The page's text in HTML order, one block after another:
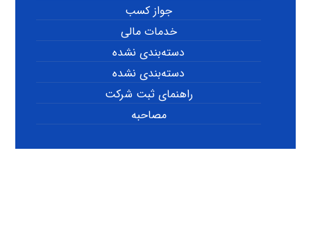
جواز کسب
خدمات مالی
دسته‌بندی نشده
دسته‌بندی نشده
راهنمای ثبت شرکت
مصاحبه